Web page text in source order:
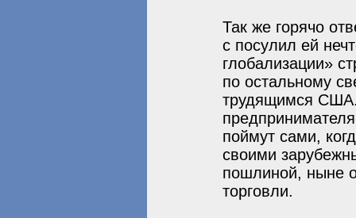
Так же горячо
с посулил ей
глобализации»
по остальному
трудящимся США.
поймут сами,
своими
пошлиной, ныне
торговли.